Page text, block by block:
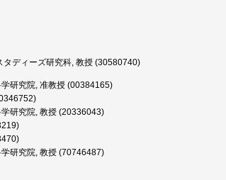
タディーズ研究科, 教授 (30580740)
研究院, 准教授 (00384165)
研究院, 教授 (20336043)
研究院, 教授 (70746487)